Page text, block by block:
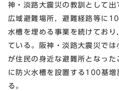
神・淡路大震災の教訓として
広域避難場所，避難経路等に
水槽を埋める事業を続けてお
ている。阪神・淡路大震災で
が住民の身近な避難所となっ
に防火水槽を設置する100基増
る。